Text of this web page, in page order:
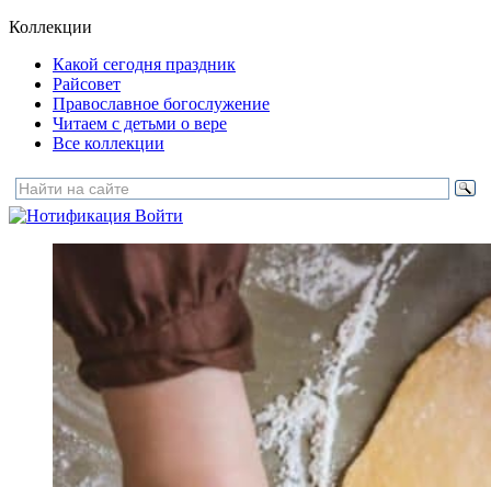
Коллекции
Какой сегодня праздник
Райсовет
Православное богослужение
Читаем с детьми о вере
Все коллекции
Войти